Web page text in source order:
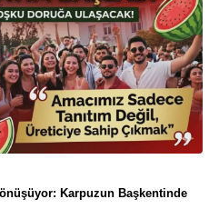
Karpuzun Başkentinde